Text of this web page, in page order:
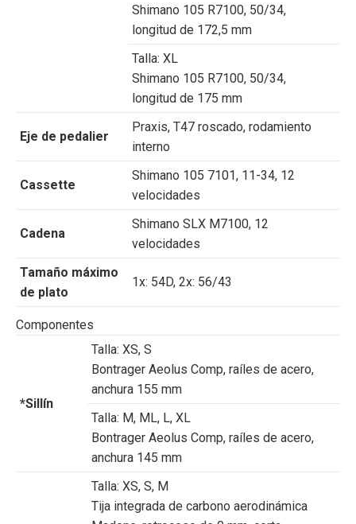
Shimano 105 R7100, 50/34,
longitud de 172,5 mm
Talla: XL
Shimano 105 R7100, 50/34,
longitud de 175 mm
Eje de pedalier
Praxis, T47 roscado, rodamiento
interno
Cassette
Shimano 105 7101, 11-34, 12
velocidades
Cadena
Shimano SLX M7100, 12
velocidades
Tamaño máximo
de plato
1x: 54D, 2x: 56/43
Componentes
*Sillín
Talla: XS, S
Bontrager Aeolus Comp, raíles de acero,
anchura 155 mm
Talla: M, ML, L, XL
Bontrager Aeolus Comp, raíles de acero,
anchura 145 mm
Talla: XS, S, M
Tija integrada de carbono aerodinámica